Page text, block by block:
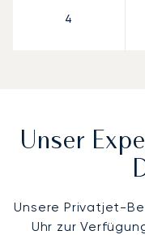
4
Unser
Unsere Privatjet-
Uhr zur